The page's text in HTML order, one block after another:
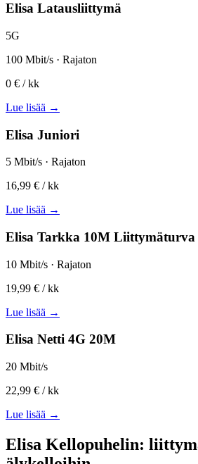
Elisa Latausliittymä
5G
100 Mbit/s · Rajaton
0 € / kk
Lue lisää →
Elisa Juniori
5 Mbit/s · Rajaton
16,99 € / kk
Lue lisää →
Elisa Tarkka 10M Liittymäturva
10 Mbit/s · Rajaton
19,99 € / kk
Lue lisää →
Elisa Netti 4G 20M
20 Mbit/s
22,99 € / kk
Lue lisää →
Elisa Kellopuhelin: